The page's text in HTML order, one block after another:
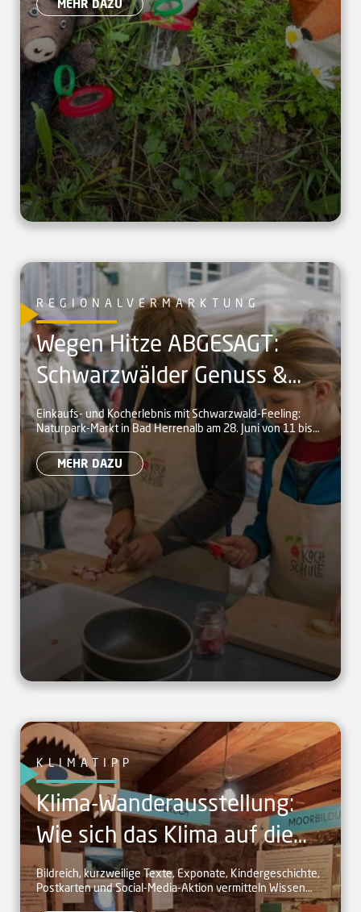
MEHR DAZU
REGIONALVERMARKTUNG
Wegen Hitze ABGESAGT:
Schwarzwälder Genuss &
Kinder-Kochkurse auf dem
Naturpark-Markt in Bad
Herrenalb
Einkaufs- und Kocherlebnis mit Schwarzwald-Feeling:
Naturpark-Markt in Bad Herrenalb am 28. Juni von 11 bis
17 Uhr
MEHR DAZU
KLIMATIPP
Klima-Wanderausstellung:
Wie sich das Klima auf die
Naturpark-Landschaft
auswirkt
Bildreich, kurzweilige Texte, Exponate, Kindergeschichte,
Postkarten und Social-Media-Aktion vermitteln Wissen
anschaulich